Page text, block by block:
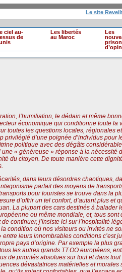
Le site
ciel au-
de
Les libertés
au Maroc
Les
l’humiliation, le dédain et même
économique qui conditionne toute
toutes les questions locales, régionales
privilégié d’une poignée d’individus
politique avec des dégâts
« généreuse » réponse à la nécessité
du citoyen. De toute manière cette
dans leurs désordres chaotiques,
parfait des moyens de
pour touristes se trouve dans la
d’offrir un tel confort, d’autant plus et
La plupart des cars destinés à balader
ou même mondiale, et, tous
continuer, j’insiste ici sur l’hospitalité
condition où nos visiteurs ou invités ne
leurs innombrables conditions c’est
pays d’origine. Par exemple la plus
les autres grands TT.OO européens,
de priorités absolues sur tout et dans
dévastatrices matérielles et